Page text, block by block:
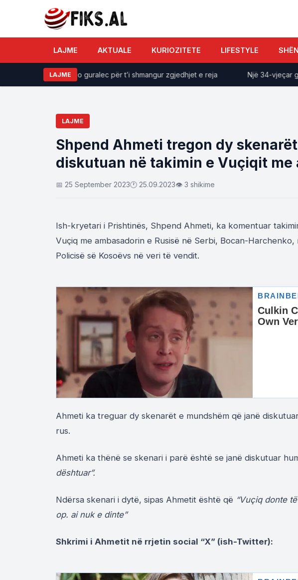
LAJME AKTUALE KURIOZITETE LIFESTYLE
LAJME
ta lëvizim çdo guralec për t’i shmangur zgjedhjet e reja Një 34-vjeçar
LAJME
Shpend Ahmeti tregon dy
diskutuan në takimin e Vuçiqit me
📅 25 September 2023🕐 25.09.2023👁 3 shikime
Ish-kryetari i Prishtinës, Shpend Ahmeti, ka komentuar
Vuçiq me ambasadorin e Rusisë në Serbi, Bocan-
Policisë së Kosoëvs në veri të vendit.
Ahmeti ka treguar dy skenarët e mundshëm që janë
rus.
Ahmeti ka thënë se skenari i parë është se janë diskutuar
dështuar”.
Ndërsa skenari i dytë, sipas Ahmetit është që “Vuçiq donte
op. ai nuk e dinte”
Shkrimi i Ahmetit në rrjetin social “X” (ish-Twitter):